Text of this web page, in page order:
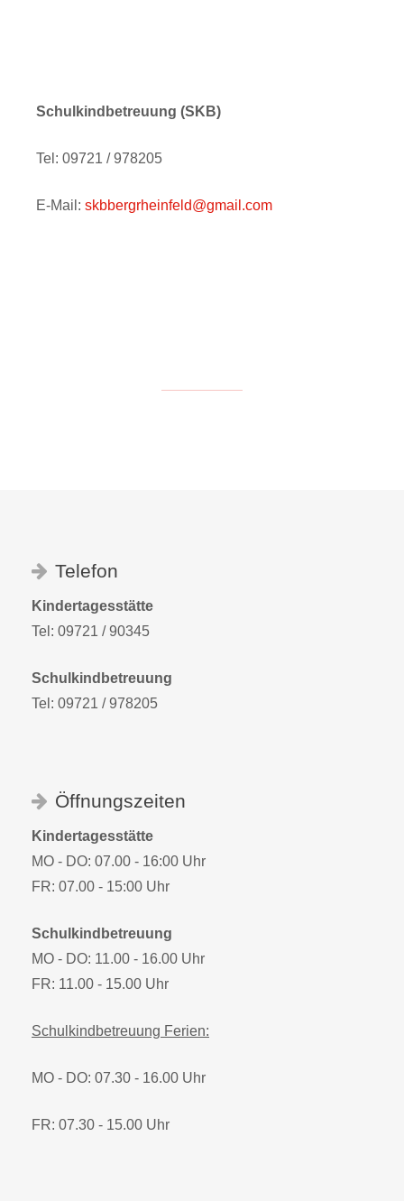
Schulkindbetreuung (SKB)
Tel: 09721 / 978205
E-Mail: skbbergrheinfeld@gmail.com
Telefon
Kindertagesstätte
Tel: 09721 / 90345
Schulkindbetreuung
Tel: 09721 / 978205
Öffnungszeiten
Kindertagesstätte
MO - DO: 07.00 - 16:00 Uhr
FR: 07.00 - 15:00 Uhr
Schulkindbetreuung
MO - DO: 11.00 - 16.00 Uhr
FR: 11.00 - 15.00 Uhr
Schulkindbetreuung Ferien:
MO - DO: 07.30 - 16.00 Uhr
FR: 07.30 - 15.00 Uhr